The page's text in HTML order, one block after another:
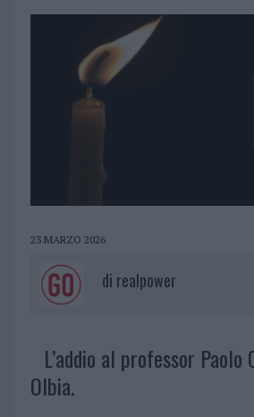
23 MARZO 2026
di realpower
L’addio al professor Paolo
Olbia.